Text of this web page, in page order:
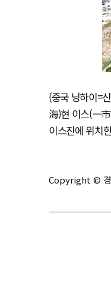
(중국 닝하이=
海)현 이스(一
이스진에 위치
Copyright © 경